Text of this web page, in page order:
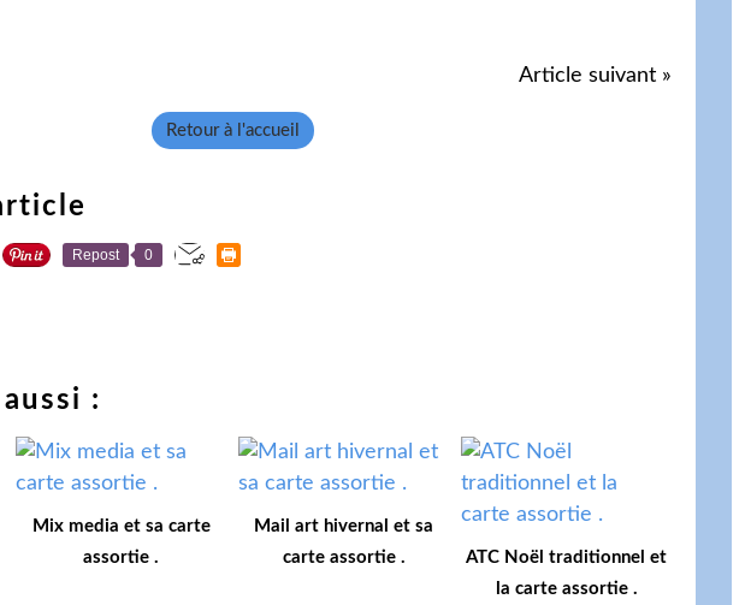
Article suivant »
Retour à l'accueil
Repost 0
:
Mix media et sa carte
assortie .
Mail art hivernal et sa
carte assortie .
ATC Noël traditionnel et
la carte assortie .